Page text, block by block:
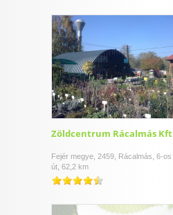
Zöldcentrum Rácalmás
Fejér megye, 2459, Rácalmás, 6-os
út, 62,2 km